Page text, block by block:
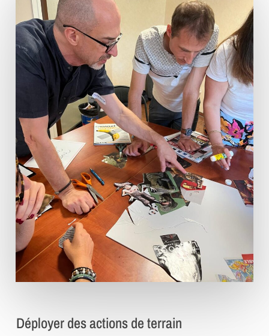
Déployer des actions de terrain